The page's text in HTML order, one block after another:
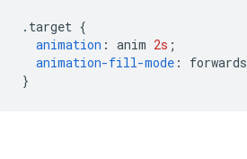
. target {
animation : anim 2s ;
animation-fill-mode : forwards
}